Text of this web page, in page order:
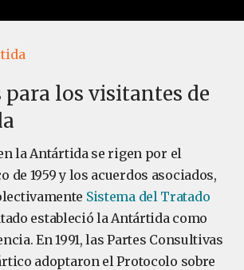
para los visitantes de
la Antártida se rigen por el
de 1959 y los acuerdos asociados,
Sistema del Tratado
estableció la Antártida como
En 1991, las Partes Consultivas
adoptaron el Protocolo sobre